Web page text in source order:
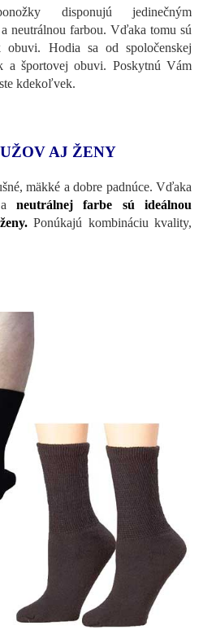
disponujú jedinečným
neutrálnou farbou. Vďaka tomu sú
Hodia sa od spoločenskej
a športovej obuvi. Poskytnú Vám
kdekoľvek.
AJ ŽENY
mäkké a dobre padnúce. Vďaka
neutrálnej farbe sú ideálnou
Ponúkajú kombináciu kvality,